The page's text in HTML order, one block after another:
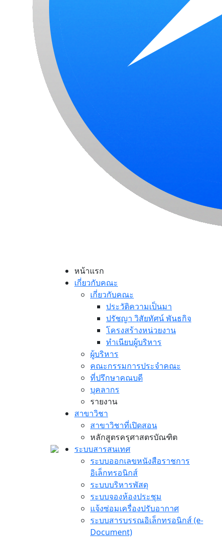
หน้าแรก
เกี่ยวกับคณะ
เกี่ยวกับคณะ
ประวัติความเป็นมา
ปรัชญา วิสัยทัศน์ พันธกิจ
โครงสร้างหน่วยงาน
ทำเนียบผู้บริหาร
ผู้บริหาร
คณะกรรมการประจำคณะ
ที่ปรึกษาคณบดี
บุคลากร
รายงาน
สาขาวิชา
สาขาวิชาที่เปิดสอน
หลักสูตรครุศาสตรบัณฑิต
ระบบสารสนเทศ
ระบบออกเลขหนังสือราชการ
อิเล็กทรอนิกส์
ระบบบริหารพัสดุ
ระบบจองห้องประชุม
แจ้งซ่อมเครื่องปรับอากาศ
ระบบสารบรรณอิเล็กทรอนิกส์ (e-
Document)